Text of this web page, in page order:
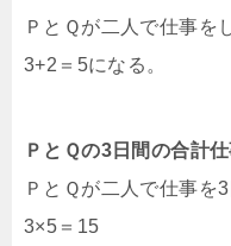
ＰとＱが二人で仕事を
3+2＝5になる。
ＰとＱの3日間の合計
ＰとＱが二人で仕事を
3×5＝15